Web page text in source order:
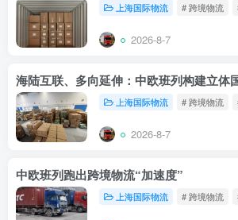
上海国际物流 # 跨境物流
2026-8-7
海陆互联、多向延伸：中欧班列构建立体
上海国际物流 # 跨境物流
2026-8-7
中欧班列跑出跨境物流“加速度”
上海国际物流 # 跨境物流